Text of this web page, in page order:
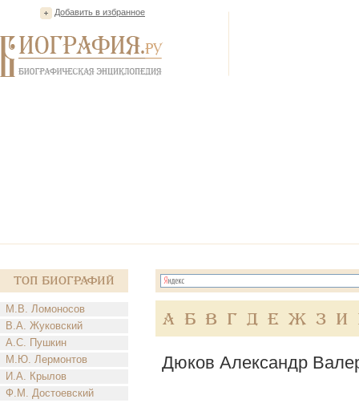
Добавить в избранное
Топ Биографий
М.В. Ломоносов
В.А. Жуковский
А.С. Пушкин
М.Ю. Лермонтов
И.А. Крылов
Ф.М. Достоевский
А Б В Г Д Е Ж З И
Дюков Александр